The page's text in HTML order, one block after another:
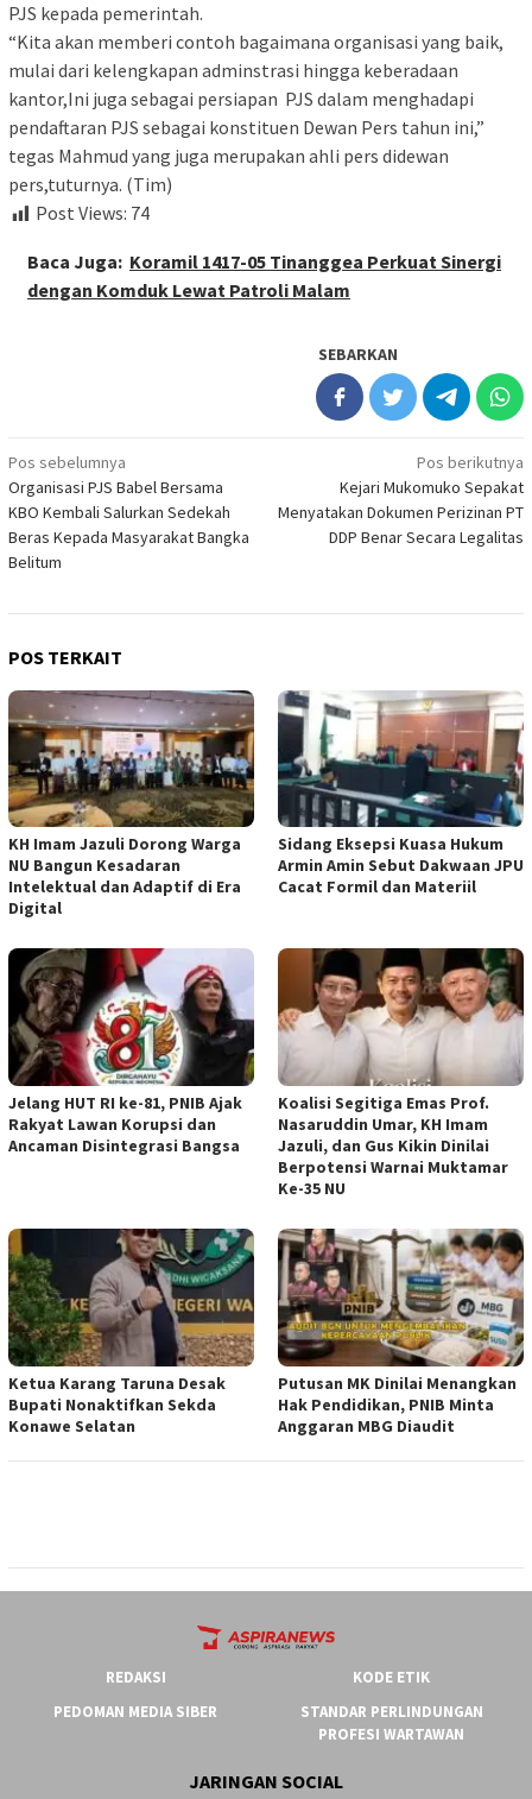
PJS kepada pemerintah.
“Kita akan memberi contoh bagaimana organisasi yang baik,
mulai dari kelengkapan adminstrasi hingga keberadaan
kantor,Ini juga sebagai persiapan PJS dalam menghadapi
pendaftaran PJS sebagai konstituen Dewan Pers tahun ini,”
tegas Mahmud yang juga merupakan ahli pers didewan
pers,tuturnya. (Tim)
Post Views: 74
Baca Juga: Koramil 1417-05 Tinanggea Perkuat Sinergi
dengan Komduk Lewat Patroli Malam
SEBARKAN
Navigasi
pos
Pos sebelumnya
Organisasi PJS Babel Bersama
KBO Kembali Salurkan Sedekah
Beras Kepada Masyarakat Bangka
Belitum
Pos berikutnya
Kejari Mukomuko Sepakat
Menyatakan Dokumen Perizinan PT
DDP Benar Secara Legalitas
POS TERKAIT
KH Imam Jazuli Dorong Warga
NU Bangun Kesadaran
Intelektual dan Adaptif di Era
Digital
‎Sidang Eksepsi Kuasa Hukum
Armin Amin Sebut Dakwaan JPU
Cacat Formil dan Materiil
Jelang HUT RI ke-81, PNIB Ajak
Rakyat Lawan Korupsi dan
Ancaman Disintegrasi Bangsa
Koalisi Segitiga Emas Prof.
Nasaruddin Umar, KH Imam
Jazuli, dan Gus Kikin Dinilai
Berpotensi Warnai Muktamar
Ke-35 NU
Ketua ‎Karang Taruna Desak
Bupati Nonaktifkan Sekda
Konawe Selatan
Putusan MK Dinilai Menangkan
Hak Pendidikan, PNIB Minta
Anggaran MBG Diaudit
REDAKSI
KODE ETIK
PEDOMAN MEDIA SIBER
STANDAR PERLINDUNGAN
PROFESI WARTAWAN
JARINGAN SOCIAL